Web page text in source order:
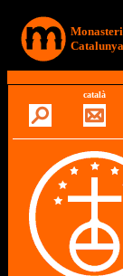
Catalunya
català